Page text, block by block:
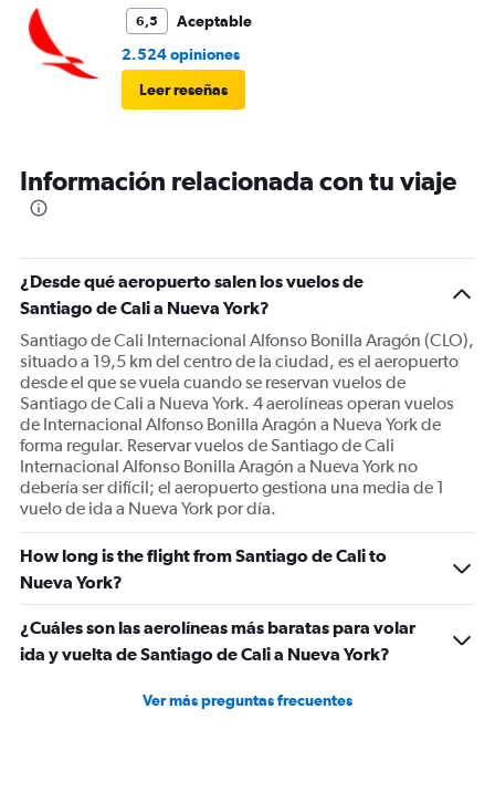
6,5
Aceptable
2.524 opiniones
Leer reseñas
Información relacionada con tu viaje
¿Desde qué aeropuerto salen los vuelos de
Santiago de Cali a Nueva York?
Santiago de Cali Internacional Alfonso Bonilla Aragón (CLO),
situado a 19,5 km del centro de la ciudad, es el aeropuerto
desde el que se vuela cuando se reservan vuelos de
Santiago de Cali a Nueva York. 4 aerolíneas operan vuelos
de Internacional Alfonso Bonilla Aragón a Nueva York de
forma regular. Reservar vuelos de Santiago de Cali
Internacional Alfonso Bonilla Aragón a Nueva York no
debería ser difícil; el aeropuerto gestiona una media de 1
vuelo de ida a Nueva York por día.
How long is the flight from Santiago de Cali to
Nueva York?
¿Cuáles son las aerolíneas más baratas para volar
ida y vuelta de Santiago de Cali a Nueva York?
Ver más preguntas frecuentes